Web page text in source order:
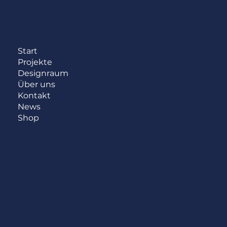
Start
Projekte
Designraum
Über uns
Kontakt
News
Shop